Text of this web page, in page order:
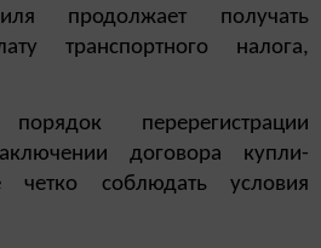
продолжает получать
транспортного налога,
перерегистрации
договора купли-
соблюдать условия